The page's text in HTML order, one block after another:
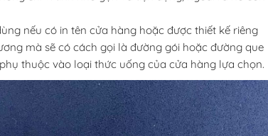
nếu có in tên cửa hàng hoặc được thiết kế riêng
mà sẽ có cách gọi là đường gói hoặc đường que
thuộc vào loại thức uống của cửa hàng lựa chọn.